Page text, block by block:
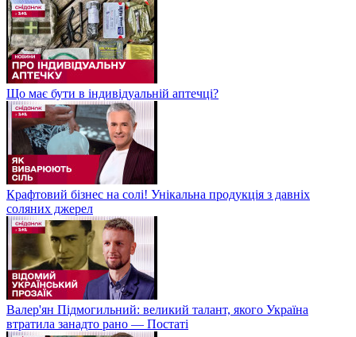
Що має бути в індивідуальній аптечці?
Крафтовий бізнес на солі! Унікальна продукція з давніх
соляних джерел
Валер'ян Підмогильний: великий талант, якого Україна
втратила занадто рано — Постаті